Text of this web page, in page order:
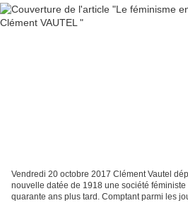
Vendredi 20 octobre 2017 Clément Vautel
nouvelle datée de 1918 une société
quarante ans plus tard. Comptant parmi les